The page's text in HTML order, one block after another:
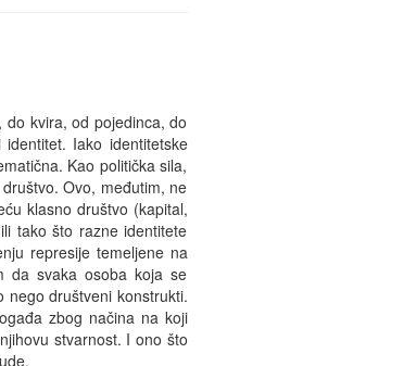
kvira, od pojedinca, do
Iako identitetske
Kao politička sila,
Ovo, međutim, ne
klasno društvo (kapital,
tako što razne identitete
represije temeljene na
da svaka osoba koja se
nego društveni konstrukti.
zbog načina na koji
stvarnost. I ono što